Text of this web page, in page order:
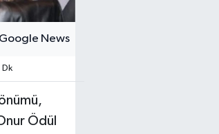
Dk
Ödül